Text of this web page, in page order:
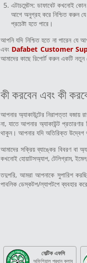
এটাচমেন্টস: ডাফাবেট কখনোই
আগে অনুগ্রহ করে নিশ্চিত করুন যে
প্রচেষ্টা হতে পারে।
আপনি যদি নিশ্চিত হতে না পারেন যে
এবং Dafabet Customer
আমাদের কাছে রিপোর্ট করুন একটি
কী করবেন এবং কী
আপনার অ্যাকাউন্টের নিরাপত্তা বজায়
না, যাতে আপনার অ্যাকাউন্ট
থাকুন। আপনার যদি অতিরিক্ত উদ্বেগ
আমাদের সক্রিয় ব্যাঙ্কের বিবরণ বা
কখনোই হোয়াটসঅ্যাপ, টেলিগ্রাম,
তদুপরি, আমরা আপনাকে সুপারিশ
পাবলিক ডেস্কটপ/ল্যাপটপে ব্যবহার
সেল্টিক এফসি
অফিশিয়াল প্রধান ক্লাব